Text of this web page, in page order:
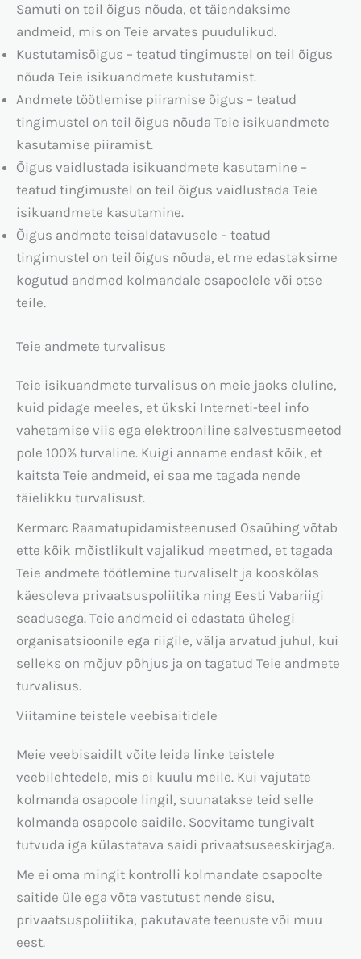
Samuti on teil õigus nõuda, et täiendaksime
andmeid, mis on Teie arvates puudulikud.
Kustutamisõigus – teatud tingimustel on teil õigus
nõuda Teie isikuandmete kustutamist.
Andmete töötlemise piiramise õigus – teatud
tingimustel on teil õigus nõuda Teie isikuandmete
kasutamise piiramist.
Õigus vaidlustada isikuandmete kasutamine –
teatud tingimustel on teil õigus vaidlustada Teie
isikuandmete kasutamine.
Õigus andmete teisaldatavusele – teatud
tingimustel on teil õigus nõuda, et me edastaksime
kogutud andmed kolmandale osapoolele või otse
teile.
Teie andmete turvalisus
Teie isikuandmete turvalisus on meie jaoks oluline,
kuid pidage meeles, et ükski Interneti-teel info
vahetamise viis ega elektrooniline salvestusmeetod
pole 100% turvaline. Kuigi anname endast kõik, et
kaitsta Teie andmeid, ei saa me tagada nende
täielikku turvalisust.
Kermarc Raamatupidamisteenused Osaühing võtab
ette kõik mõistlikult vajalikud meetmed, et tagada
Teie andmete töötlemine turvaliselt ja kooskõlas
käesoleva privaatsuspoliitika ning Eesti Vabariigi
seadusega. Teie andmeid ei edastata ühelegi
organisatsioonile ega riigile, välja arvatud juhul, kui
selleks on mõjuv põhjus ja on tagatud Teie andmete
turvalisus.
Viitamine teistele veebisaitidele
Meie veebisaidilt võite leida linke teistele
veebilehtedele, mis ei kuulu meile. Kui vajutate
kolmanda osapoole lingil, suunatakse teid selle
kolmanda osapoole saidile. Soovitame tungivalt
tutvuda iga külastatava saidi privaatsuseeskirjaga.
Me ei oma mingit kontrolli kolmandate osapoolte
saitide üle ega võta vastutust nende sisu,
privaatsuspoliitika, pakutavate teenuste või muu
eest.